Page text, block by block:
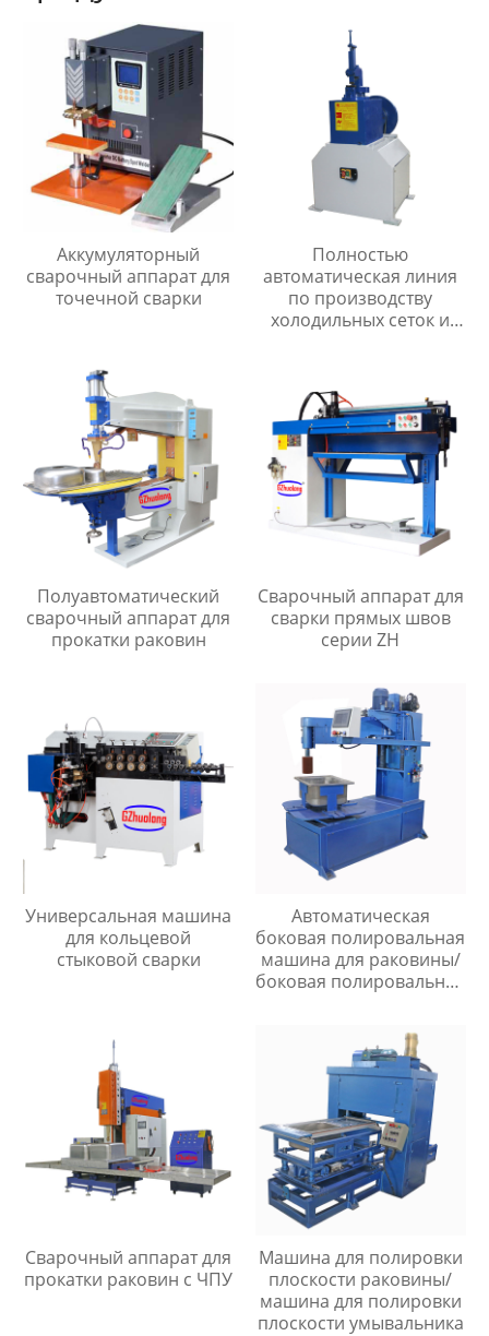
Аккумуляторный
сварочный аппарат для
точечной сварки
Полностью
автоматическая линия
по производству
холодильных сеток и
Полуавтоматический
сварочный аппарат для
прокатки раковин
Сварочный аппарат для
сварки прямых швов
серии ZH
Универсальная машина
для кольцевой
стыковой сварки
Автоматическая
боковая полировальная
машина для раковины/
боковая полировальная
Сварочный аппарат для
прокатки раковин с ЧПУ
Машина для полировки
плоскости раковины/
машина для полировки
плоскости умывальника